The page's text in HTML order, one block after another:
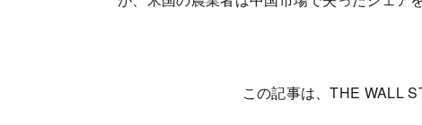
この記事は、THE WALL